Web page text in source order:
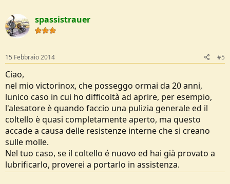
spassistrauer
15 Febbraio 2014 #5
Ciao,
nel mio victorinox, che posseggo ormai da 20 anni,
lunico caso in cui ho difficoltà ad aprire, per esempio,
l'alesatore è quando faccio una pulizia generale ed il
coltello è quasi completamente aperto, ma questo
accade a causa delle resistenze interne che si creano
sulle molle.
Nel tuo caso, se il coltello é nuovo ed hai già provato a
lubrificarlo, proverei a portarlo in assistenza.